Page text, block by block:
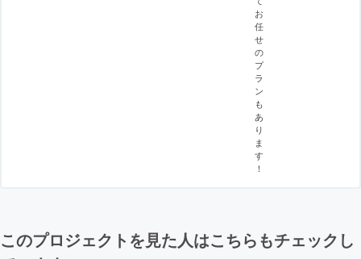
お
任
せ
の
プ
ラ
ン
も
あ
り
ま
す
！
このプロジェクトを見た人はこちらもチェックし